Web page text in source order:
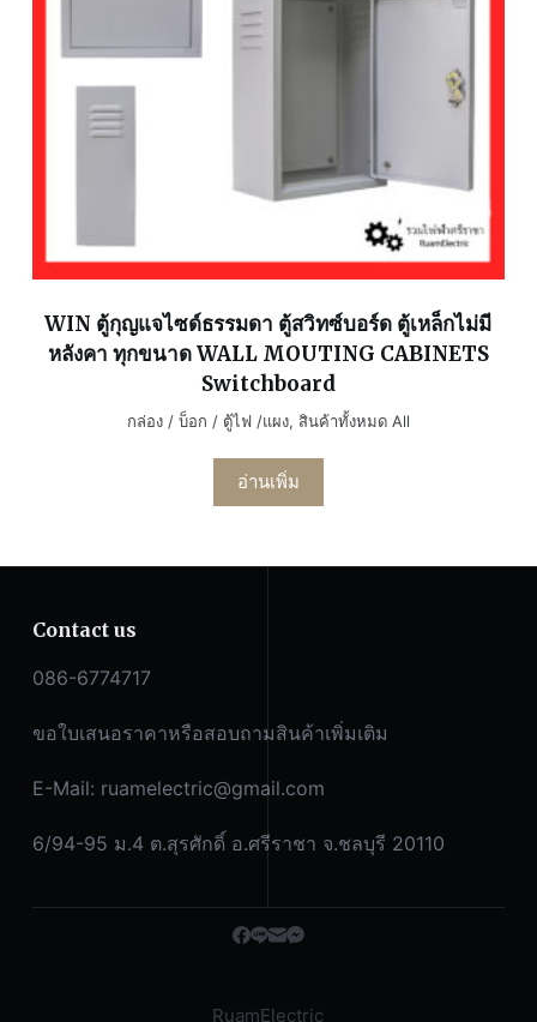
WIN ตู้กุญแจไซด์ธรรมดา ตู้สวิทซ์บอร์ด ตู้เหล็กไม่มี
หลังคา ทุกขนาด WALL MOUTING CABINETS
Switchboard
กล่อง / บ็อก / ตู้ไฟ /แผง, สินค้าทั้งหมด All
อ่านเพิ่ม
Contact us
086-6774717
ขอใบเสนอราคาหรือสอบถามสินค้าเพิ่มเติม
E-Mail: ruamelectric@gmail.com
6/94-95 ม.4 ต.สุรศักดิ์ อ.ศรีราชา จ.ชลบุรี 20110
RuamElectric